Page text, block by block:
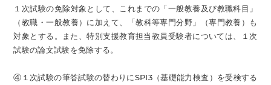
１次試験の免除対象として、これまでの「一般教養及び教職科目」
（教職・一般教養）に加えて、「教科等専門分野」（専門教養）も
対象とする。また、特別支援教育担当教員受験者については、１次
試験の論文試験を免除する。
④１次試験の筆答試験の替わりにSPI3（基礎能力検査）を受検する